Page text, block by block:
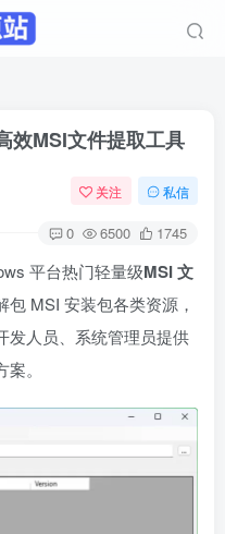
效MSI文件提取工具
关注 私信
0 6500 1745
平台热门轻量级MSI 文
包 MSI 安装包各类资源，
发人员、系统管理员提供
。